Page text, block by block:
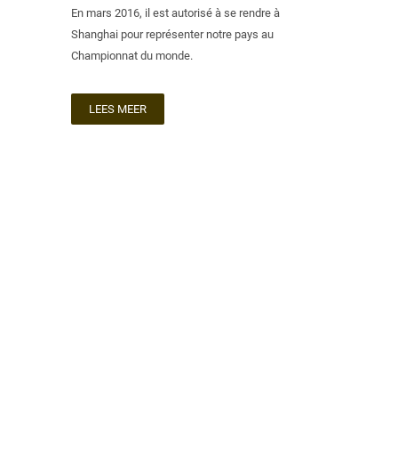
En mars 2016, il est autorisé à se rendre à
Shanghai pour représenter notre pays au
Championnat du monde.
LEES MEER